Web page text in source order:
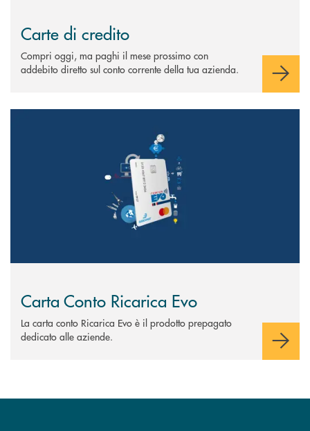
Carte di credito
Compri oggi, ma paghi il mese prossimo con
addebito diretto sul conto corrente della tua azienda.
Carta Conto Ricarica Evo
La carta conto Ricarica Evo è il prodotto prepagato
dedicato alle aziende.